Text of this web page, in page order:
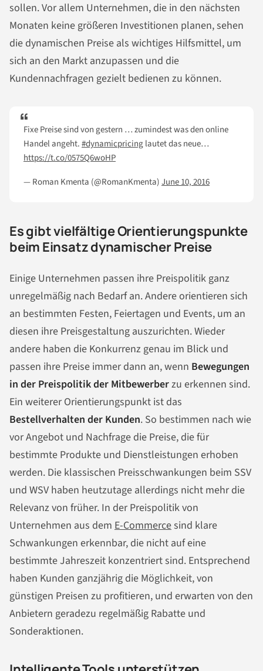
sollen. Vor allem Unternehmen, die in den nächsten
Monaten keine größeren Investitionen planen, sehen
die dynamischen Preise als wichtiges Hilfsmittel, um
sich an den Markt anzupassen und die
Kundennachfragen gezielt bedienen zu können.
Fixe Preise sind von gestern … zumindest was den online
Handel angeht.#dynamicpricinglautet das neue…
https://t.co/0575Q6woHP
— Roman Kmenta (@RomanKmenta)June 10, 2016
Es gibt vielfältige Orientierungspunkte
beim Einsatz dynamischer Preise
Einige Unternehmen passen ihre Preispolitik ganz
unregelmäßig nach Bedarf an. Andere orientieren sich
an bestimmten Festen, Feiertagen und Events, um an
diesen ihre Preisgestaltung auszurichten. Wieder
andere haben die Konkurrenz genau im Blick und
passen ihre Preise immer dann an, wenn Bewegungen
in der Preispolitik der Mitbewerberzu erkennen sind.
Ein weiterer Orientierungspunkt ist das
Bestellverhalten der Kunden. So bestimmen nach wie
vor Angebot und Nachfrage die Preise, die für
bestimmte Produkte und Dienstleistungen erhoben
werden. Die klassischen Preisschwankungen beim SSV
und WSV haben heutzutage allerdings nicht mehr die
Relevanz von früher. In der Preispolitik von
Unternehmen aus dem E-Commercesind klare
Schwankungen erkennbar, die nicht auf eine
bestimmte Jahreszeit konzentriert sind. Entsprechend
haben Kunden ganzjährig die Möglichkeit, von
günstigen Preisen zu profitieren, und erwarten von den
Anbietern geradezu regelmäßig Rabatte und
Sonderaktionen.